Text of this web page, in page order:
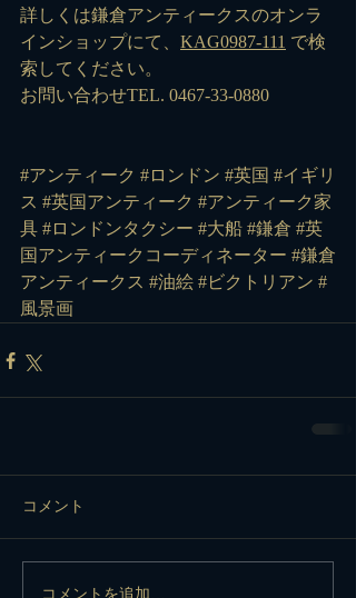
詳しくは鎌倉アンティークスのオンラ
インショップにて、 KAG0987-111 で検
索してください。
お問い合わせTEL. 0467-33-0880
#アンティーク #ロンドン #英国 #イギリ
ス #英国アンティーク #アンティーク家
具 #ロンドンタクシー #大船 #鎌倉 #英
国アンティークコーディネーター #鎌倉
アンティークス #油絵 #ビクトリアン #
風景画
コメント
コメントを追加…